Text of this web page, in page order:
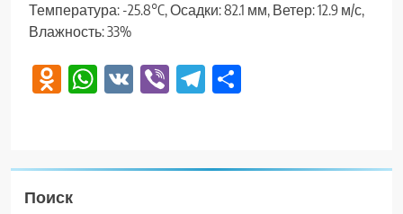
Температура: -25.8°C, Осадки: 82.1 мм, Ветер: 12.9 м/с,
Влажность: 33%
Odnoklassniki
WhatsApp
VK ViberTelegram
Поиск